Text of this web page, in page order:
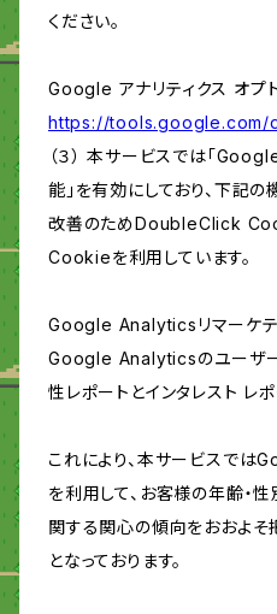
ください。
Google アナリティクス オプト
https://
（３） 本サービスでは「
能」を有効にしており、下記
改善のためDoubleClick
Cookieを利用しています。
Google Analyticsリマーケテ
Google Analyticsのユーザ
性レポートとインタレスト レ
これにより、本サービスで
を利用して、お客様の年齢・
関する関心の傾向をおおよ
となっております。